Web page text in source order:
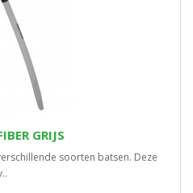
GRIJS
soorten batsen. Deze